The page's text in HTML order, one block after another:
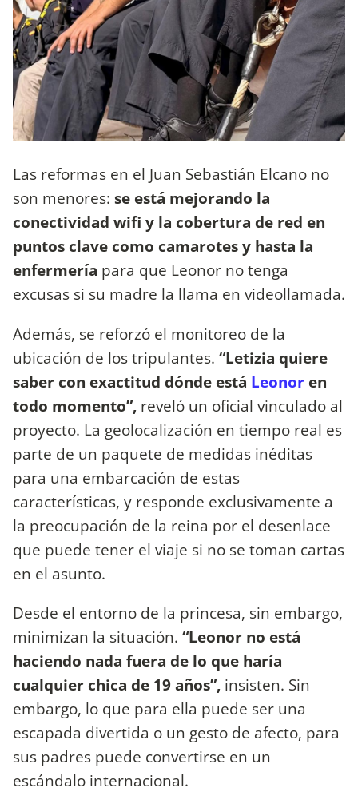
Las reformas en el Juan Sebastián Elcano no
son menores: se está mejorando la
conectividad wifi y la cobertura de red en
puntos clave como camarotes y hasta la
enfermería para que Leonor no tenga
excusas si su madre la llama en videollamada.
Además, se reforzó el monitoreo de la
ubicación de los tripulantes. “Letizia quiere
saber con exactitud dónde está Leonor en
todo momento”, reveló un oficial vinculado al
proyecto. La geolocalización en tiempo real es
parte de un paquete de medidas inéditas
para una embarcación de estas
características, y responde exclusivamente a
la preocupación de la reina por el desenlace
que puede tener el viaje si no se toman cartas
en el asunto.
Desde el entorno de la princesa, sin embargo,
minimizan la situación. “Leonor no está
haciendo nada fuera de lo que haría
cualquier chica de 19 años”, insisten. Sin
embargo, lo que para ella puede ser una
escapada divertida o un gesto de afecto, para
sus padres puede convertirse en un
escándalo internacional.